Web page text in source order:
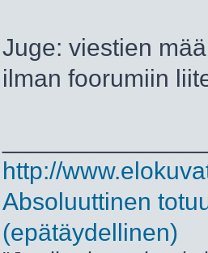
Juge: viestien
ilman foorumiin
http://
Absoluuttinen
(epätäydellinen)